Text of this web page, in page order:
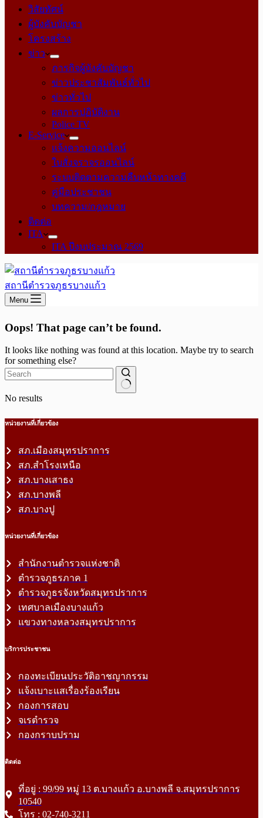
วิสัยทัศน์
ผู้บังคับบัญชา
โครงสร้าง
ข่าว
ภารกิจผู้บังคับบัญชา
ข่าวประชาสัมพันธ์ทั่วไป
ข่าวทั่วไป
ผลการปฏิบัติงาน
Police TV
E-Service
แจ้งความออนไลน์
ใบสั่งจราจรออนไลน์
ระบบติดตามความคืบหน้าทางคดี
คู่มือประชาชน
บทความ/กฎหมาย
ติดต่อ
ITA
ITA ปีงบประมาณ 2569
สถานีตำรวจภูธรบางแก้ว
Menu
Oops! That page can’t be found.
It looks like nothing was found at this location. Maybe try to search
for something else?
No results
หน่วยงานที่เกี่ยวข้อง
สภ.เมืองสมุทรปราการ
สภ.สำโรงเหนือ
สภ.บางเสาธง
สภ.บางพลี
สภ.บางปู
หน่วยงานที่เกี่ยวข้อง
สำนักงานตำรวจแห่งชาติ
ตำรวจภูธรภาค 1
ตำรวจภูธรจังหวัดสมุทรปราการ
เทศบาลเมืองบางแก้ว
แขวงทางหลวงสมุทรปราการ
บริการประชาชน
กองทะเบียนประวัติอาชญากรรม
แจ้งเบาะแสเรื่องร้องเรียน
กองการสอบ
จเรตำรวจ
กองกราบปราม
ติดต่อ
ที่อยู่ : 99/99 หมู่ 13 ต.บางแก้ว อ.บางพลี จ.สมุทรปราการ
10540
โทร : 02-740-3211